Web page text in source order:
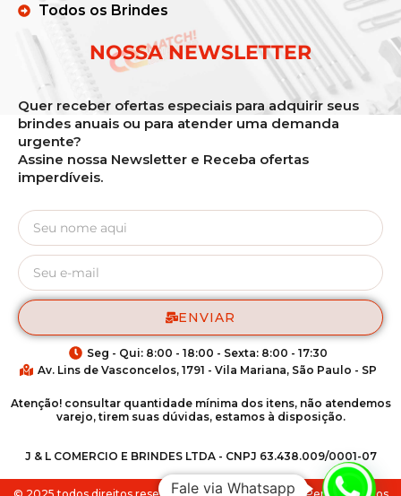
Todos os Brindes
NOSSA NEWSLETTER
Quer receber ofertas especiais para adquirir seus
brindes anuais ou para atender uma demanda
urgente?
Assine nossa Newsletter e Receba ofertas
imperdíveis.
ENVIAR
Seg - Qui: 8:00 - 18:00 - Sexta: 8:00 - 17:30
Av. Lins de Vasconcelos, 1791 - Vila Mariana, São Paulo - SP
Atenção! consultar quantidade mínima dos itens, não atendemos
varejo, tirem suas dúvidas, estamos à disposição.
J & L COMERCIO E BRINDES LTDA - CNPJ 63.438.009/0001-07
Fale via Whatsapp